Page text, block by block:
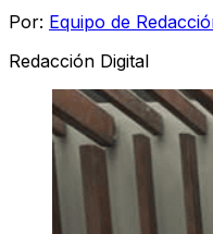
Por: Equipo de
Redacción Digital